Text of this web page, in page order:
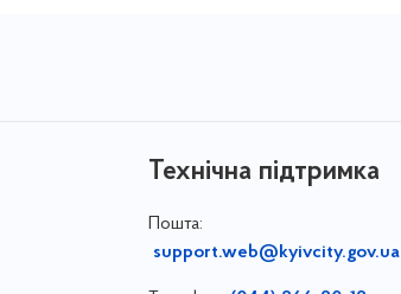
Технічна підтримка
Пошта:
support.web@kyivcity.gov.ua